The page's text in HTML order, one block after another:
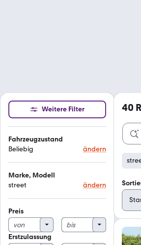
Weitere Filter
Fahrzeugzustand
Beliebig
ändern
Marke, Modell
street
ändern
Preis
Erstzulassung
40